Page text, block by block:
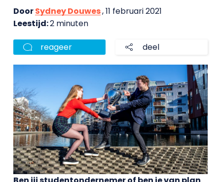
DoorSydney Douwes, 11 februari 2021
Leestijd:2 minuten
reageer deel